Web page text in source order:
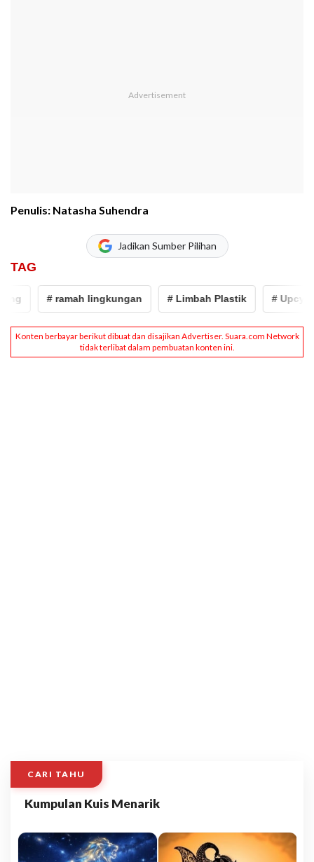
Penulis: Natasha Suhendra
Jadikan Sumber Pilihan
TAG
# ramah lingkungan # Limbah Plastik #
CARI TAHU
Kumpulan Kuis Menarik